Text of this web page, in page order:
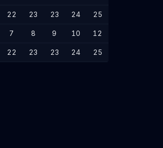
22 23 23 24 25
7 8 9 10 12
22 23 23 24 25